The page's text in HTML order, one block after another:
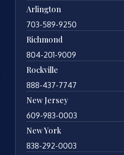
Arlington
703-589-9250
Richmond
804-201-9009
Rockville
888-437-7747
New Jersey
609-983-0003
New York
838-292-0003